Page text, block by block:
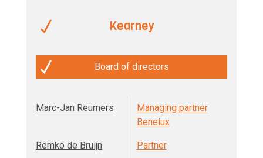
Kearney
Board of directors
Marc-Jan Reumers
Managing partner
Benelux
Remko de Bruijn Partner